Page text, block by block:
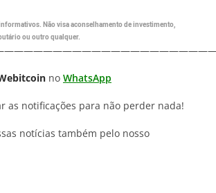
Não visa aconselhamento de investimento,
ou outro qualquer.
no WhatsApp
as notificações para não perder nada!
notícias também pelo nosso